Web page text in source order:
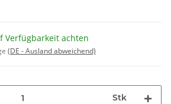
Verfügbarkeit achten
(DE - Ausland abweichend)
Stk